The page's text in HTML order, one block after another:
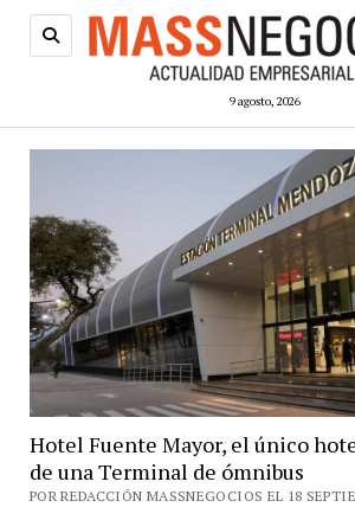
9 agosto, 2026
Hotel Fuente Mayor, el único
de una Terminal de ómnibus
POR REDACCIÓN MASSNEGOCIOS EL 18